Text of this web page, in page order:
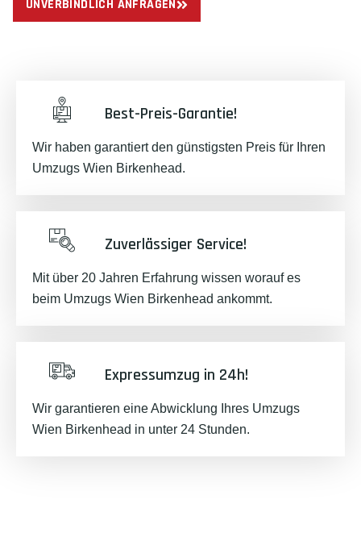
UNVERBINDLICH ANFRAGEN
Best-Preis-Garantie!
Wir haben garantiert den günstigsten Preis für Ihren
Umzugs Wien Birkenhead.
Zuverlässiger Service!
Mit über 20 Jahren Erfahrung wissen worauf es
beim Umzugs Wien Birkenhead ankommt.
Expressumzug in 24h!
Wir garantieren eine Abwicklung Ihres Umzugs
Wien Birkenhead in unter 24 Stunden.